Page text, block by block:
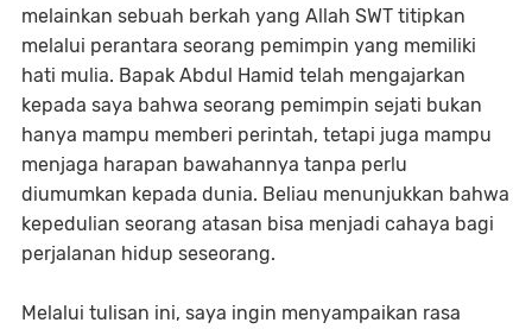
melainkan sebuah berkah yang Allah SWT titipkan
melalui perantara seorang pemimpin yang memiliki
hati mulia. Bapak Abdul Hamid telah mengajarkan
kepada saya bahwa seorang pemimpin sejati bukan
hanya mampu memberi perintah, tetapi juga mampu
menjaga harapan bawahannya tanpa perlu
diumumkan kepada dunia. Beliau menunjukkan bahwa
kepedulian seorang atasan bisa menjadi cahaya bagi
perjalanan hidup seseorang.
Melalui tulisan ini, saya ingin menyampaikan rasa